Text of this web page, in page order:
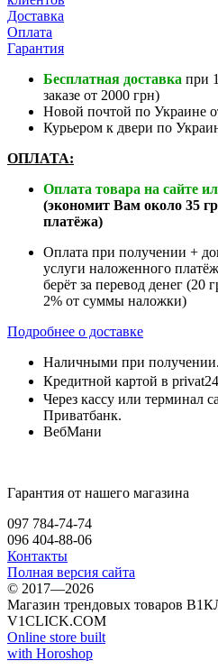
Доставка
Оплата
Гарантия
Бесплатная доставка при
заказе от 2000 грн)
Новой почтой по Украине
Курьером к двери по
ОПЛАТА:
Оплата товара на сайте
(экономит Вам около 35
платёжа)
Оплата при получении +
услуги наложенного
берёт за перевод денег
2% от суммы наложки)
Подробнее о доставке
Наличными при получении.
Кредитной картой в
Через кассу или терминал
Приватбанк.
ВебМани
Гарантия от нашего магазина
097 784-74-74
096 404-88-06
Контакты
Полная версия сайта
© 2017—2026
Магазин трендовых товаров
V1CLICK.COM
Online store built
with Horoshop